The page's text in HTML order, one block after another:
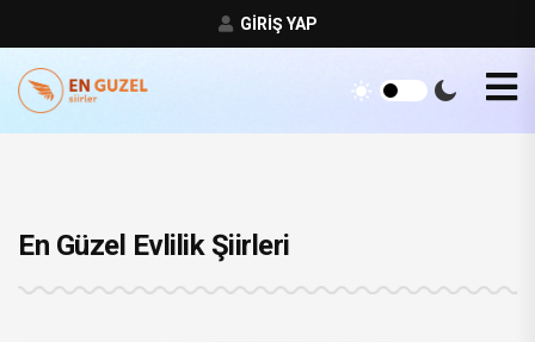
GIRIŞ YAP
En Güzel Evlilik Şiirleri